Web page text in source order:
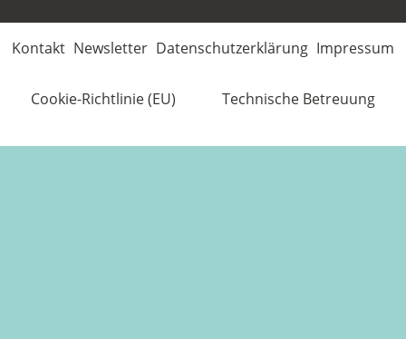
Kontakt Newsletter Datenschutzerklärung Impressum
Cookie-Richtlinie (EU) Technische Betreuung